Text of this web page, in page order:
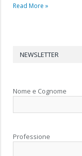
Read More »
NEWSLETTER
Nome e Cognome
Professione